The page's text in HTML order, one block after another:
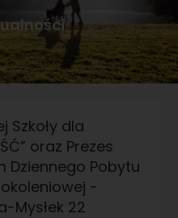
Szkoły dla
oraz Prezes
Dziennego Pobytu
-
Mysłek 22